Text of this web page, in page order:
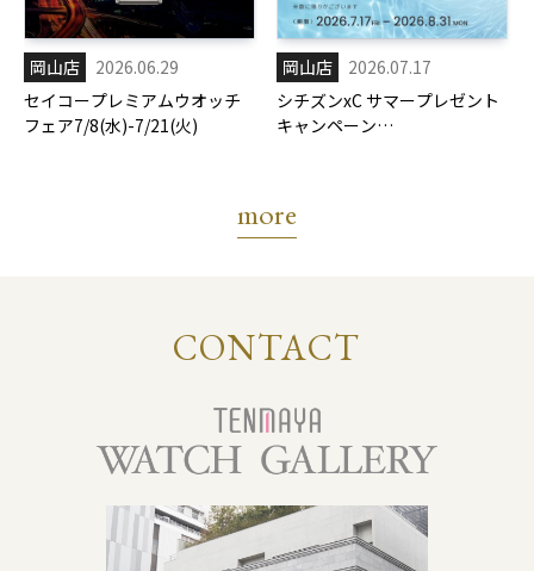
岡山店
2026.06.29
セイコープレミアムウオッチ
フェア7/8(水)-7/21(火)
岡山店
2026.07.17
シチズンxC サマープレゼント
キャンペーン
more
CONTACT